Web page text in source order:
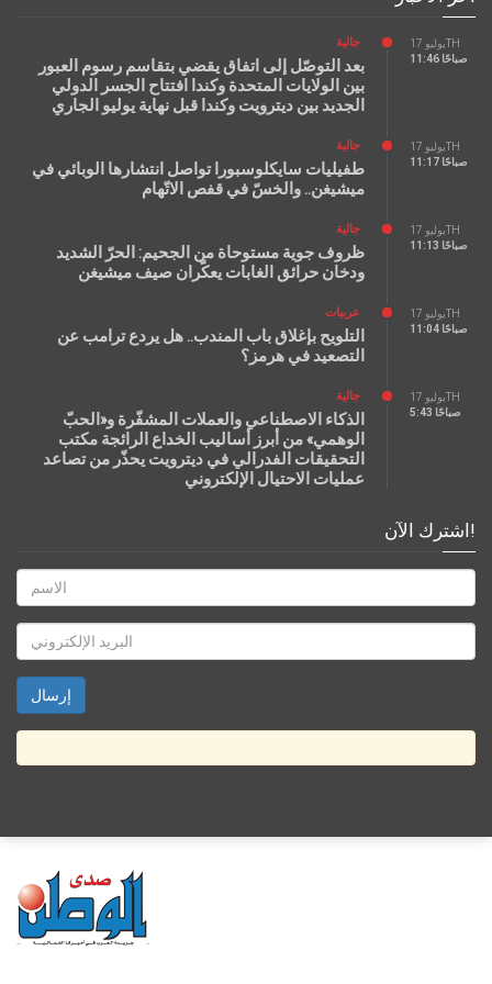
يوليو 17TH
11:46 صباحًا
جالية
بعد التوصّل إلى اتفاق يقضي بتقاسم رسوم العبور
بين الولايات المتحدة وكندا افتتاح الجسر الدولي
الجديد بين ديترويت وكندا قبل نهاية يوليو الجاري
يوليو 17TH
11:17 صباحًا
جالية
طفيليات سايكلوسبورا تواصل انتشارها الوبائي في
ميشيغن.. والخسّ في قفص الاتّهام
يوليو 17TH
11:13 صباحًا
جالية
ظروف جوية مستوحاة من الجحيم: الحرّ الشديد
ودخان حرائق الغابات يعكّران صيف ميشيغن
يوليو 17TH
11:04 صباحًا
عربيات
التلويح بإغلاق باب المندب.. هل يردع ترامب عن
التصعيد في هرمز؟
يوليو 17TH
5:43 صباحًا
جالية
الذكاء الاصطناعي والعملات المشفّرة و«الحبّ
الوهمي» من أبرز أساليب الخداع الرائجة مكتب
التحقيقات الفدرالي في ديترويت يحذّر من تصاعد
عمليات الاحتيال الإلكتروني
اشترك الآن!